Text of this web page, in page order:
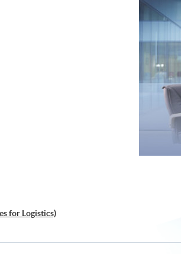
for Logistics)
Logistics Industry)